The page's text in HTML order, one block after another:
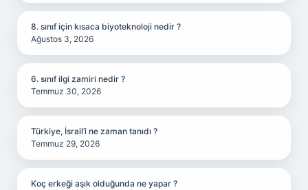
8. sınıf için kısaca biyoteknoloji nedir ?
Ağustos 3, 2026
6. sınıf ilgi zamiri nedir ?
Temmuz 30, 2026
Türkiye, İsrail’i ne zaman tanıdı ?
Temmuz 29, 2026
Koç erkeği aşık olduğunda ne yapar ?